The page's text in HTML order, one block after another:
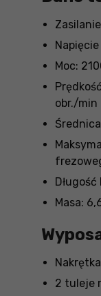
Moc:
obr./min
Masa:
2 tuleje